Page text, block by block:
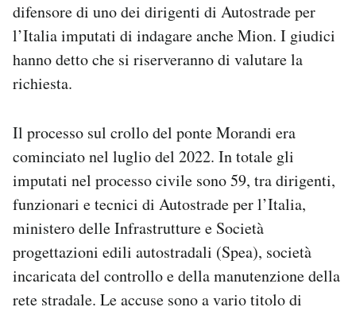
difensore di uno dei dirigenti di Autostrade per
l’Italia imputati di indagare anche Mion. I giudici
hanno detto che si riserveranno di valutare la
richiesta.
Il processo sul crollo del ponte Morandi era
cominciato nel luglio del 2022. In totale gli
imputati nel processo civile sono 59, tra dirigenti,
funzionari e tecnici di Autostrade per l’Italia,
ministero delle Infrastrutture e Società
progettazioni edili autostradali (Spea), società
incaricata del controllo e della manutenzione della
rete stradale. Le accuse sono a vario titolo di